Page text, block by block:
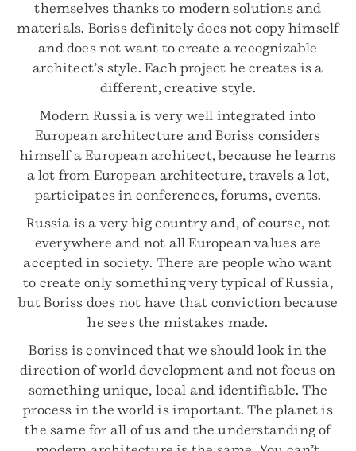
themselves thanks to modern solutions and
materials. Boriss definitely does not copy himself
and does not want to create a recognizable
architect’s style. Each project he creates is a
different, creative style.
Modern Russia is very well integrated into
European architecture and Boriss considers
himself a European architect, because he learns
a lot from European architecture, travels a lot,
participates in conferences, forums, events.
Russia is a very big country and, of course, not
everywhere and not all European values ​​are
accepted in society. There are people who want
to create only something very typical of Russia,
but Boriss does not have that conviction because
he sees the mistakes made.
Boriss is convinced that we should look in the
direction of world development and not focus on
something unique, local and identifiable. The
process in the world is important. The planet is
the same for all of us and the understanding of